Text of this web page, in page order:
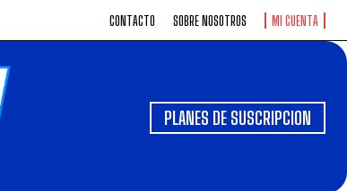
CONTACTO SOBRE NOSOTROS MI CUENTA
PLANES DE SUSCRIPCION